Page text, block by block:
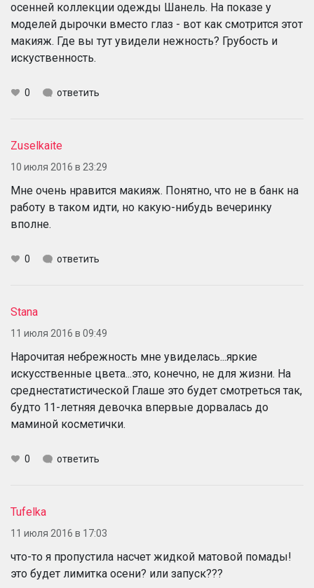
осенней коллекции одежды Шанель. На показе у
моделей дырочки вместо глаз - вот как смотрится этот
макияж. Где вы тут увидели нежность? Грубость и
искуственность.
0 ответить
Zuselkaite
10 июля 2016 в 23:29
Мне очень нравится макияж. Понятно, что не в банк на
работу в таком идти, но какую-нибудь вечеринку
вполне.
0 ответить
Stana
11 июля 2016 в 09:49
Нарочитая небрежность мне увиделась...яркие
искусственные цвета...это, конечно, не для жизни. На
среднестатистической Глаше это будет смотреться так,
будто 11-летняя девочка впервые дорвалась до
маминой косметички.
0 ответить
Tufelka
11 июля 2016 в 17:03
что-то я пропустила насчет жидкой матовой помады!
это будет лимитка осени? или запуск???